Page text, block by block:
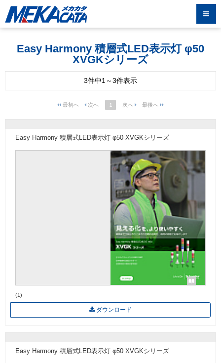
Easy Harmony 積層式LED表示灯 φ50
XVGKシリーズ
3件中1～3件表示
1
Easy Harmony 積層式LED表示灯 φ50 XVGKシリーズ
(1)
ダウンロード
Easy Harmony 積層式LED表示灯 φ50 XVGKシリーズ